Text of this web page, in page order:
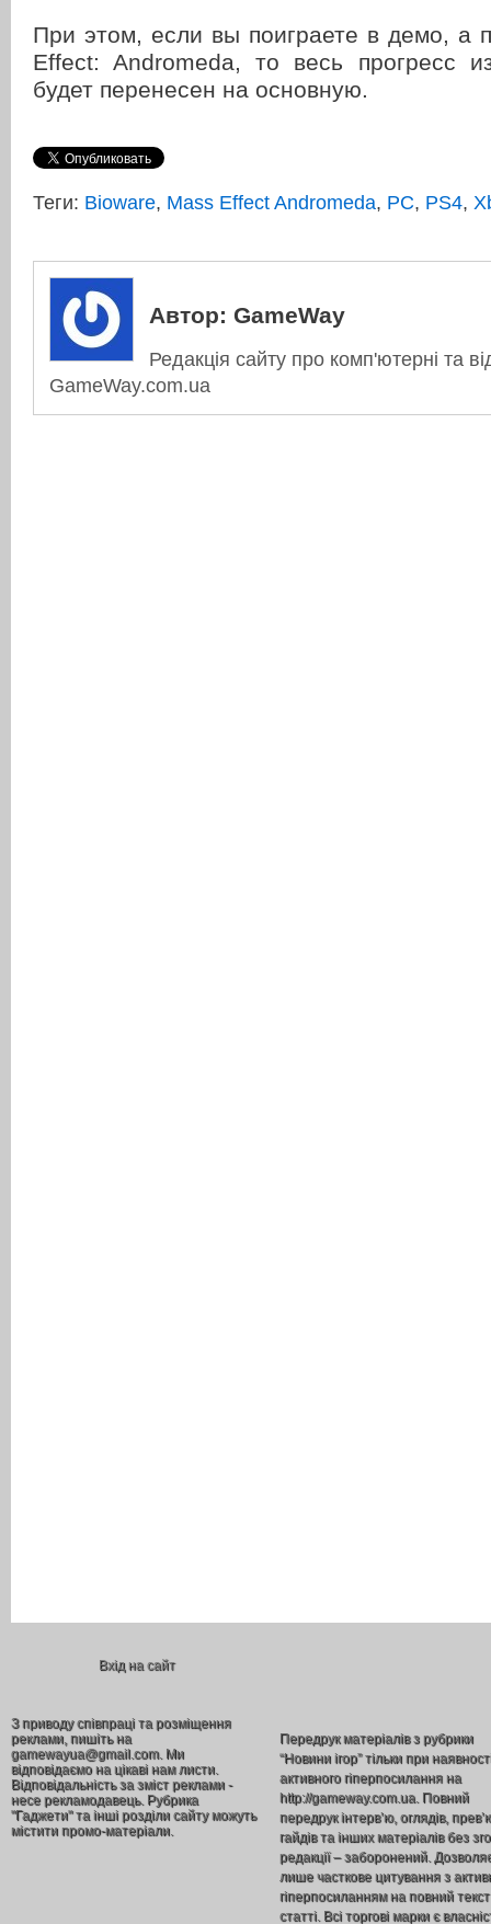
При этом, если вы поиграете в демо, а
Effect: Andromeda, то весь прогресс
будет перенесен на основную.
Теги: Bioware, Mass Effect Andromeda, PC, PS4,
Автор: GameWay
Редакція сайту про комп'ютерні та
GameWay.com.ua
Вхід на сайт
З приводу співпраці та розміщення
реклами, пишіть на
gamewayua@gmail.com. Ми
відповідаємо на цікаві нам листи.
Відповідальність за зміст реклами -
несе рекламодавець. Рубрика
"Гаджети" та інші розділи сайту можуть
містити промо-матеріали.
Передрук матеріалів з рубрики
“Новини ігор” тільки при
активного гіперпосилання на
http://gameway.com.ua. Повний
передрук інтерв’ю, оглядів,
гайдів та інших матеріалів без
редакції – заборонений.
лише часткове цитування з
гіперпосиланням на повний текст
статті. Всі торгові марки є